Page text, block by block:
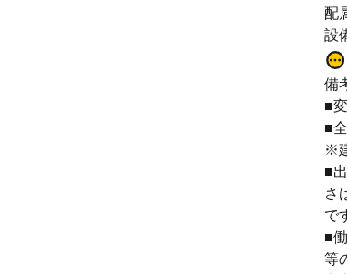
配
設
備
■
■
※
■
さ
で
■
等